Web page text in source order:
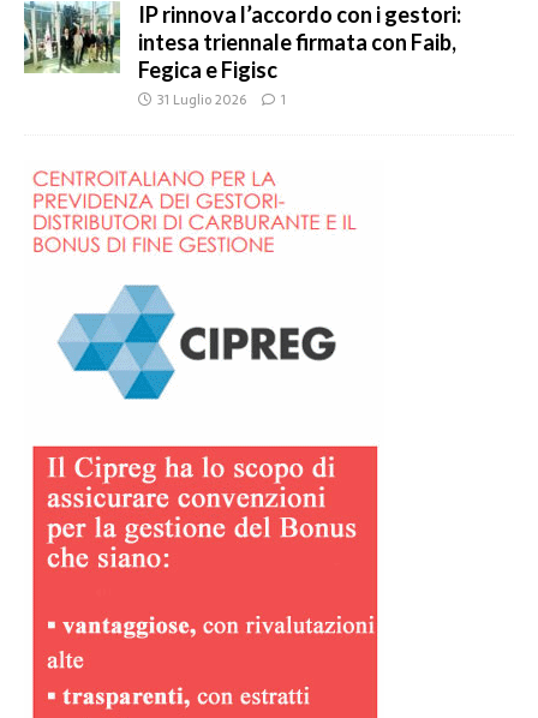
IP rinnova l’accordo con i gestori:
intesa triennale firmata con Faib,
Fegica e Figisc
31 Luglio 2026 1